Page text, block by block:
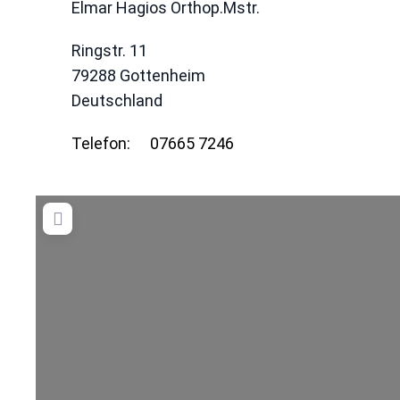
Elmar Hagios Orthop.Mstr.
Ringstr. 11
79288 Gottenheim
Deutschland
Telefon: 07665 7246